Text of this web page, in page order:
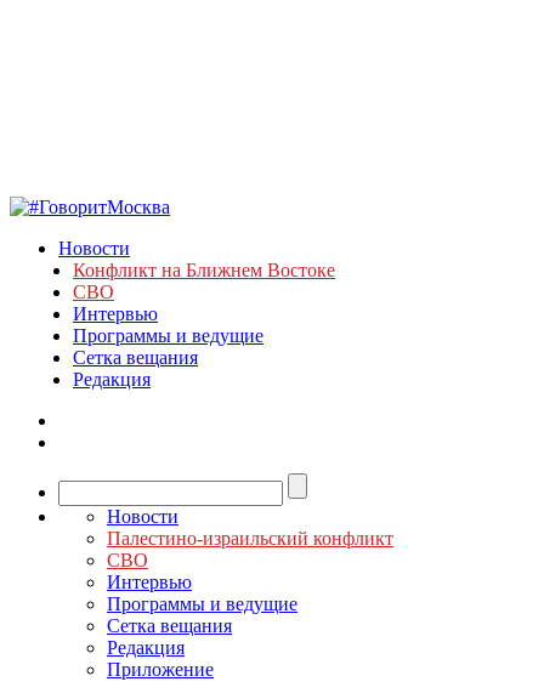
Новости
Конфликт на Ближнем Востоке
СВО
Интервью
Программы и ведущие
Сетка вещания
Редакция
Новости
Палестино-израильский конфликт
СВО
Интервью
Программы и ведущие
Сетка вещания
Редакция
Приложение